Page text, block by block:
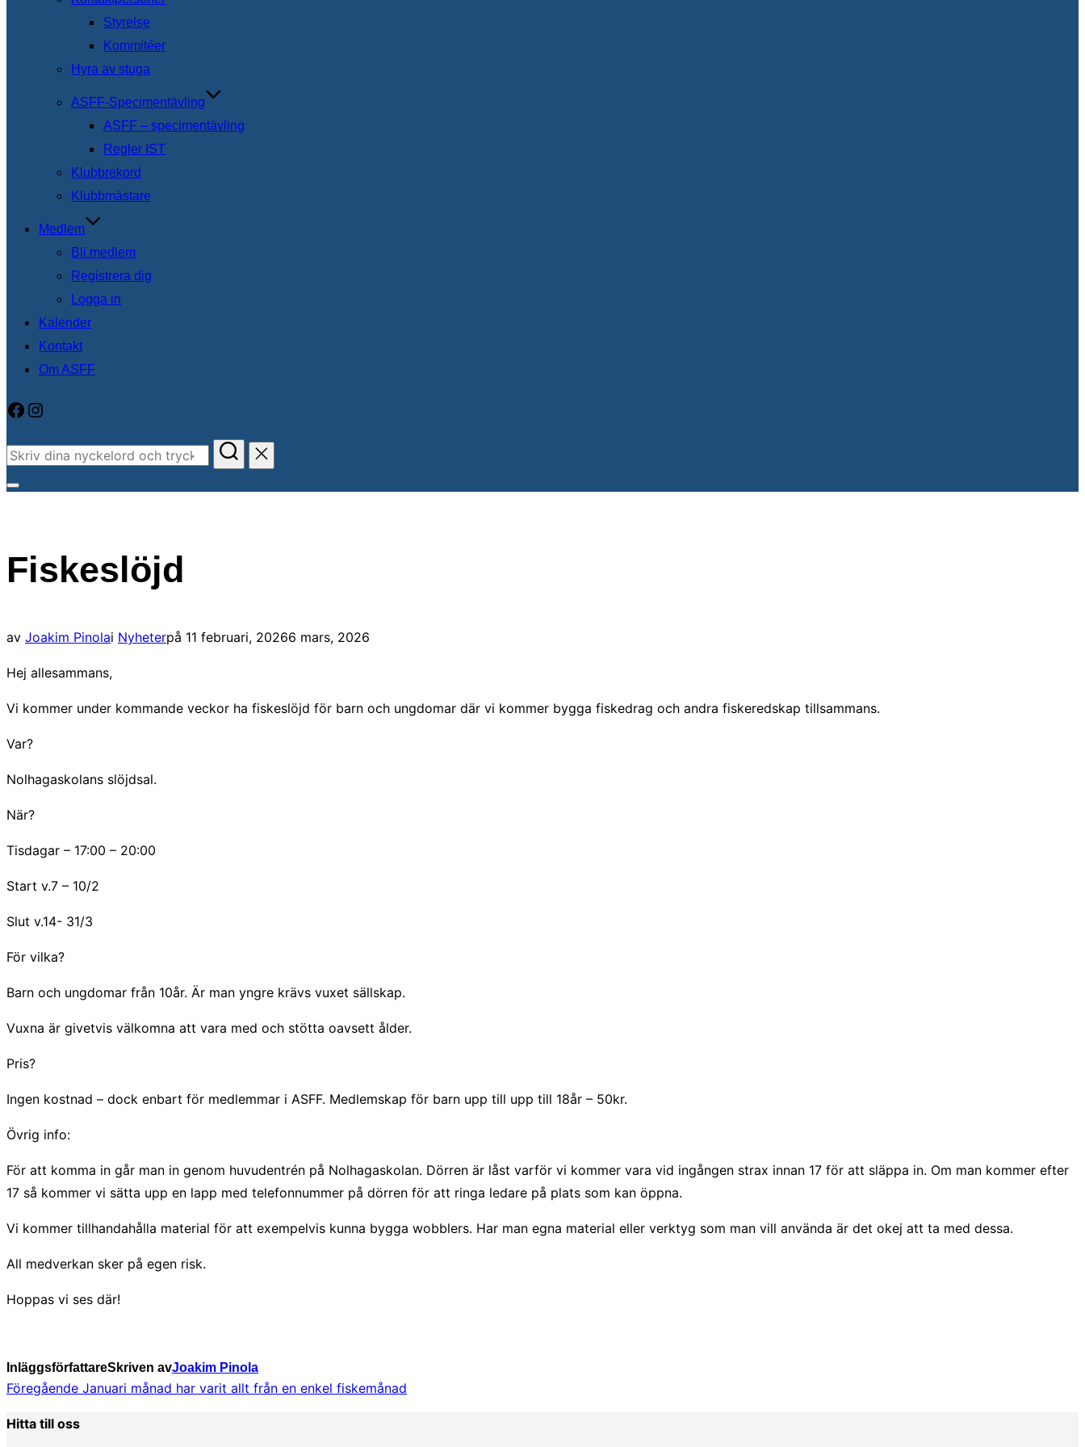
Styrelse
Kommitéer
Hyra av stuga
ASFF-Specimentävling
ASFF – specimentävling
Regler IST
Klubbrekord
Klubbmästare
Medlem
Bli medlem
Registrera dig
Logga in
Kalender
Kontakt
Om ASFF
Facebook
Instagram
Sök
Slå
och
navigation
Fiskeslöjd
av Joakim Pinolai Nyheterpå Publicerat
11 februari, 20266 mars, 2026
Hej allesammans,
Vi kommer under kommande veckor ha fiskeslöjd för barn och ungdomar där vi kommer bygga fiskedrag och andra fiskeredskap tillsammans.
Var?
Nolhagaskolans slöjdsal.
När?
Tisdagar – 17:00 – 20:00
Start v.7 – 10/2
Slut v.14- 31/3
För vilka?
Barn och ungdomar från 10år. Är man yngre krävs vuxet sällskap.
Vuxna är givetvis välkomna att vara med och stötta oavsett ålder.
Pris?
Ingen kostnad – dock enbart för medlemmar i ASFF. Medlemskap för barn upp till upp till 18år – 50kr.
Övrig info:
För att komma in går man in genom huvudentrén på Nolhagaskolan. Dörren är låst varför vi kommer vara vid ingången strax innan 17 för att släppa in. Om man kommer efter
17 så kommer vi sätta upp en lapp med telefonnummer på dörren för att ringa ledare på plats som kan öppna.
Vi kommer tillhandahålla material för att exempelvis kunna bygga wobblers. Har man egna material eller verktyg som man vill använda är det okej att ta med dessa.
All medverkan sker på egen risk.
Hoppas vi ses där!
InläggsförfattareSkriven avJoakim Pinola
Inläggsnavigering
Föregående
Föregående Januari månad har varit allt från en enkel fiskemånad
Hitta till oss